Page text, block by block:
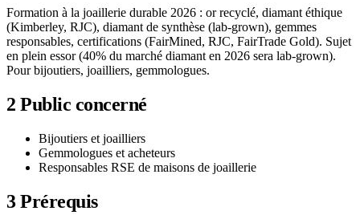
Formation à la joaillerie durable 2026 : or recyclé, diamant éthique
(Kimberley, RJC), diamant de synthèse (lab-grown), gemmes
responsables, certifications (FairMined, RJC, FairTrade Gold). Sujet
en plein essor (40% du marché diamant en 2026 sera lab-grown).
Pour bijoutiers, joailliers, gemmologues.
2 Public concerné
Bijoutiers et joailliers
Gemmologues et acheteurs
Responsables RSE de maisons de joaillerie
3Prérequis